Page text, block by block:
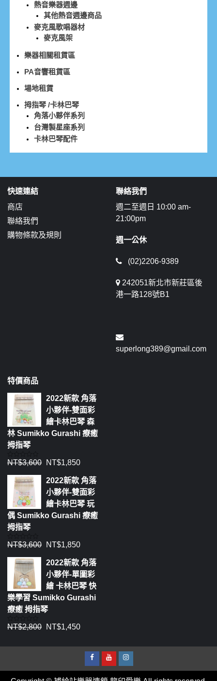
熱音樂器週邊
其他熱音週邊商品
麥克風歌唱器材
麥克風架
樂器相關租賃區
PA音響租賃區
場地租賃
拇指琴 /卡林巴琴
角落小夥伴系列
台灣製星座系列
卡林巴琴配件
快速連結
商店
聯絡我們
購物條款及規則
聯絡我們
週二至週日 10:00 am-
21:00pm
週一公休
(02)2206-9389
242051新北市新莊區後
港一路128號B1
superlong389@gmail.com
特價商品
2022新款 角落
小夥伴-雙面彩
繪卡林巴琴 森
林 Sumikko Gurashi 療癒
拇指琴
評
0
NT$3,600 NT$1,850
2022新款 角落
小夥伴-雙面彩
繪卡林巴琴 玩
偶 Sumikko Gurashi 療癒
拇指琴
評
0
NT$3,600 NT$1,850
2022新款 角落
小夥伴-單圖彩
繪 卡林巴琴 快
樂學習 Sumikko Gurashi
療癒 拇指琴
評
NT$2,800 NT$1,450